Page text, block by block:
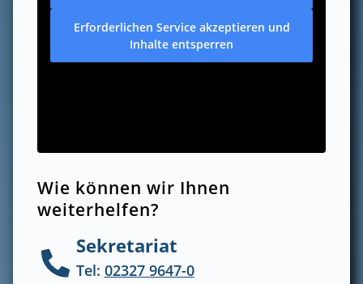
Erforderlichen Service akzeptieren und
Inhalte entsperren
Wie können wir Ihnen
weiterhelfen?

Sekretariat
Tel: 02327 9647-0